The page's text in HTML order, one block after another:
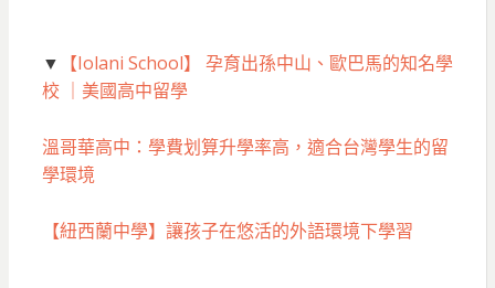
▼ 【Iolani School】 孕育出孫中山、歐巴馬的知名學
校 ｜美國高中留學
溫哥華高中：學費划算升學率高，適合台灣學生的留
學環境
【紐西蘭中學】讓孩子在悠活的外語環境下學習